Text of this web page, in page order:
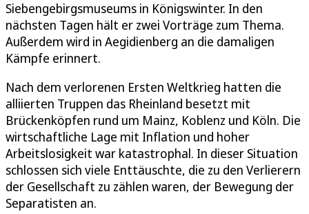
Siebengebirgsmuseums in Königswinter. In den
nächsten Tagen hält er zwei Vorträge zum Thema.
Außerdem wird in Aegidienberg an die damaligen
Kämpfe erinnert.
Nach dem verlorenen Ersten Weltkrieg hatten die
alliierten Truppen das Rheinland besetzt mit
Brückenköpfen rund um Mainz, Koblenz und Köln. Die
wirtschaftliche Lage mit Inflation und hoher
Arbeitslosigkeit war katastrophal. In dieser Situation
schlossen sich viele Enttäuschte, die zu den Verlierern
der Gesellschaft zu zählen waren, der Bewegung der
Separatisten an.